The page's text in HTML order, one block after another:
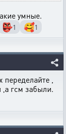
умные.
👺1 🥰1
переделайте ,
,а гсм забыли.